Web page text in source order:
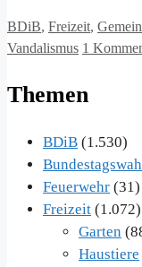
Kategorien
BDiB, Freizeit,
Vandalismus 1
Themen
BDiB (1.530)
Feuerwehr (31)
Freizeit (1.072)
Garten
Haustiere